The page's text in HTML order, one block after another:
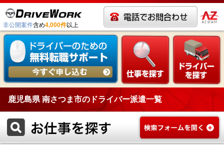
非公開案件含め4,000件以上
鹿児島県 南さつま市のドライバー派遣一覧